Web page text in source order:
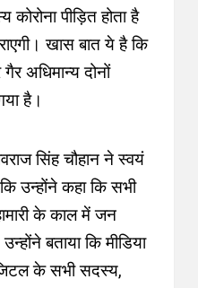
पीड़ित होता है
खास बात ये है कि
अधिमान्य दोनों
है।
सिंह चौहान ने स्वयं
उन्होंने कहा कि सभी
के काल में जन
बताया कि मीडिया
के सभी सदस्य,